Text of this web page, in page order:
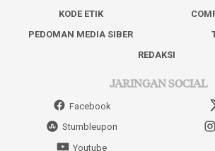
KODE ETIK
PEDOMAN MEDIA SIBER
REDAKSI
JARINGAN SOCIAL
Facebook
Stumbleupon
Youtube